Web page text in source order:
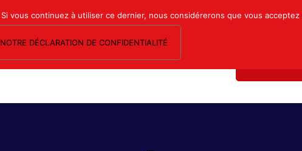
ESPACE ADHÉRENTS FORMATION SYNDICALE
vous continuez à utiliser ce dernier, nous considérerons que vous
NOTRE DÉCLARATION DE CONFIDENTIALITÉ